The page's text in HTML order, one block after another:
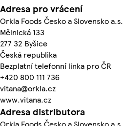
Adresa pro vrácení
Orkla Foods Česko a Slovensko a.s.
Mělnická 133
277 32 Byšice
Česká republika
Bezplatní telefonní linka pro ČR
+420 800 111 736
vitana@orkla.cz
www.vitana.cz
Adresa distributora